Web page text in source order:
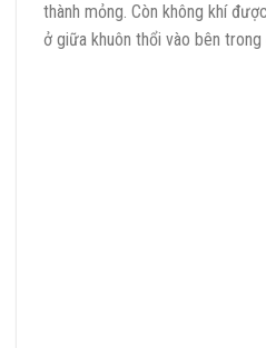
thành mỏng. Còn không khí
ở giữa khuôn thổi vào bên